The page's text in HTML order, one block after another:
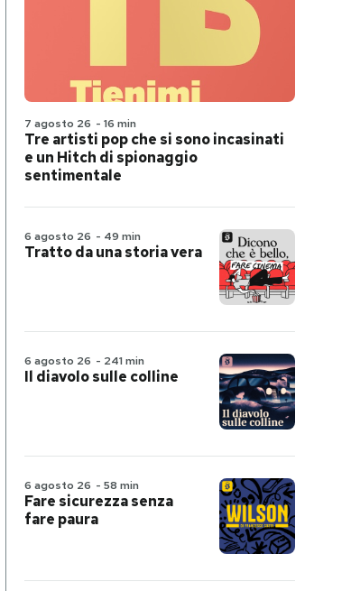
7 agosto 26 - 16 min
Tre artisti pop che si sono incasinati
e un Hitch di spionaggio
sentimentale
6 agosto 26 - 49 min
Tratto da una storia vera
6 agosto 26 - 241 min
Il diavolo sulle colline
6 agosto 26 - 58 min
Fare sicurezza senza
fare paura